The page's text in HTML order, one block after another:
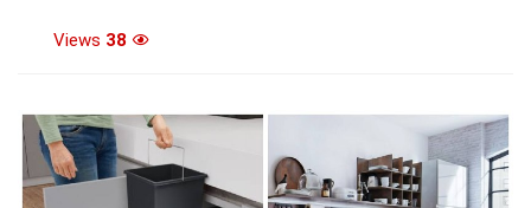
38